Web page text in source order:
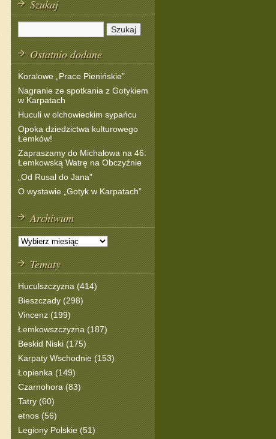
Szukaj
Ostatnio dodane
Koralowe „Prace Pienińskie”
Nagranie ze spotkania z Gotykiem
w Karpatach
Huculi w olchowieckim sypańcu
Opoka dziedzictwa kulturowego
Łemków!
Zapraszamy do Michałowa na 46.
Łemkowską Watrę na Obczyźnie
„Od Rusal do Jana”
O wystawie „Gotyk w Karpatach”
Archiwum
Tematy
Huculszczyzna (414)
Bieszczady (298)
Vincenz (199)
Łemkowszczyzna (187)
Beskid Niski (175)
Karpaty Wschodnie (153)
Łopienka (149)
Czarnohora (83)
Tatry (60)
etnos (56)
Legiony Polskie (51)